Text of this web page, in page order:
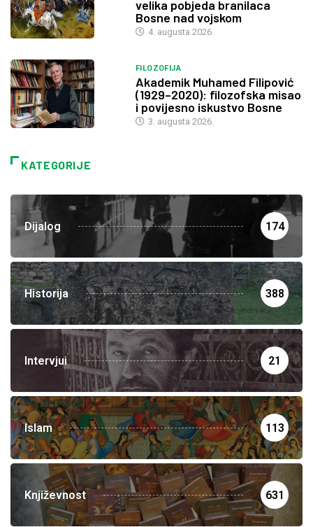
velika pobjeda branilaca
Bosne nad vojskom
4. augusta 2026.
FILOZOFIJA
Akademik Muhamed Filipović
(1929–2020): filozofska misao
i povijesno iskustvo Bosne
3. augusta 2026.
KATEGORIJE
Dijalog 174
Historija 388
Intervjui 21
Islam 113
Književnost 631